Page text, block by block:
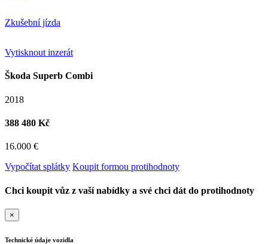
Zkušební jízda
Vytisknout inzerát
Škoda Superb Combi
2018
388 480 Kč
16.000 €
Vypočítat splátky Koupit formou protihodnoty
Chci koupit vůz z vaší nabídky a své chci dát do protihodnoty
×
Technické údaje vozidla